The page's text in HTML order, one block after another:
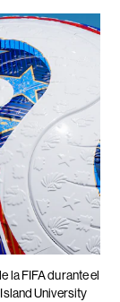
la FIFA durante el
University